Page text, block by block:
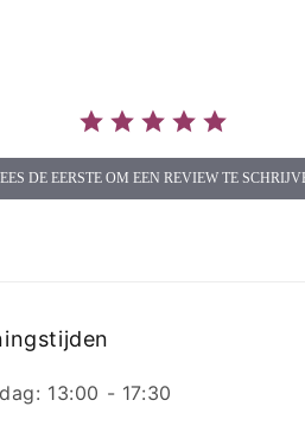
DE EERSTE OM EEN REVIEW TE
13:00 - 17:30